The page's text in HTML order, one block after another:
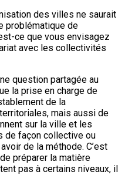
des villes ne saurait
problématique de
ce que vous envisagez
avec les collectivités
question partagée au
la prise en charge de
de la
mais aussi de
sur la ville et les
de façon collective ou
de la méthode. C’est
préparer la matière
pas à certains niveaux, il